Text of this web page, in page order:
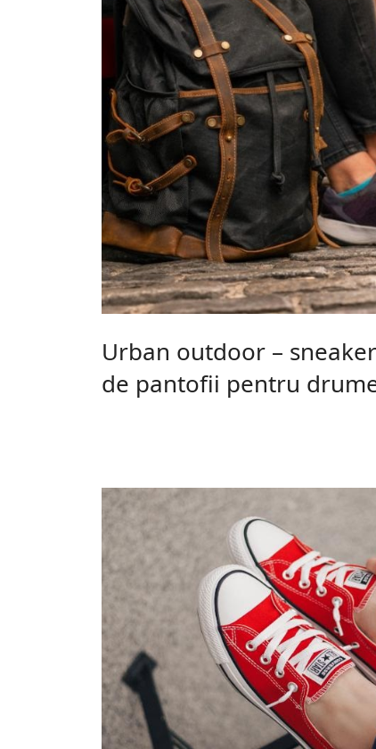
Urban outdoor –
de pantofii pentru